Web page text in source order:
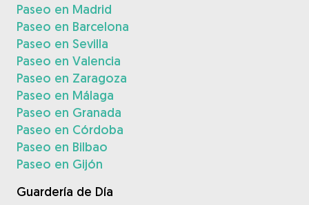
Paseo en Madrid
Paseo en Barcelona
Paseo en Sevilla
Paseo en Valencia
Paseo en Zaragoza
Paseo en Málaga
Paseo en Granada
Paseo en Córdoba
Paseo en Bilbao
Paseo en Gijón
Guardería de Día